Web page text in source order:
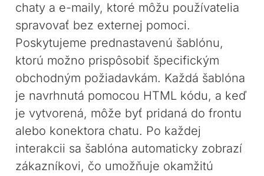
chaty a e-maily, ktoré môžu používatelia
spravovať bez externej pomoci.
Poskytujeme prednastavenú šablónu,
ktorú možno prispôsobiť špecifickým
obchodným požiadavkám. Každá šablóna
je navrhnutá pomocou HTML kódu, a keď
je vytvorená, môže byť pridaná do frontu
alebo konektora chatu. Po každej
interakcii sa šablóna automaticky zobrazí
zákazníkovi, čo umožňuje okamžitú